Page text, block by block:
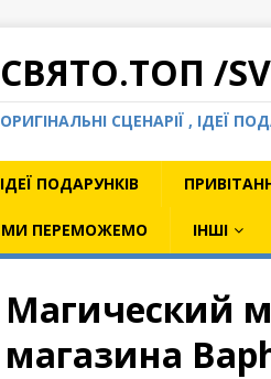
СВЯТО.ТОП /
ОРИГІНАЛЬНІ СЦЕНАРІЇ , ІДЕЇ
ІДЕЇ ПОДАРУНКІВ
МИ ПЕРЕМОЖЕМО ІНШІ
Магический
магазина